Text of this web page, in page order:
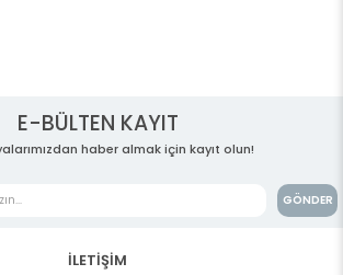
E-BÜLTEN KAYIT
haber almak için kayıt olun!
GÖNDER
İLETİŞİM